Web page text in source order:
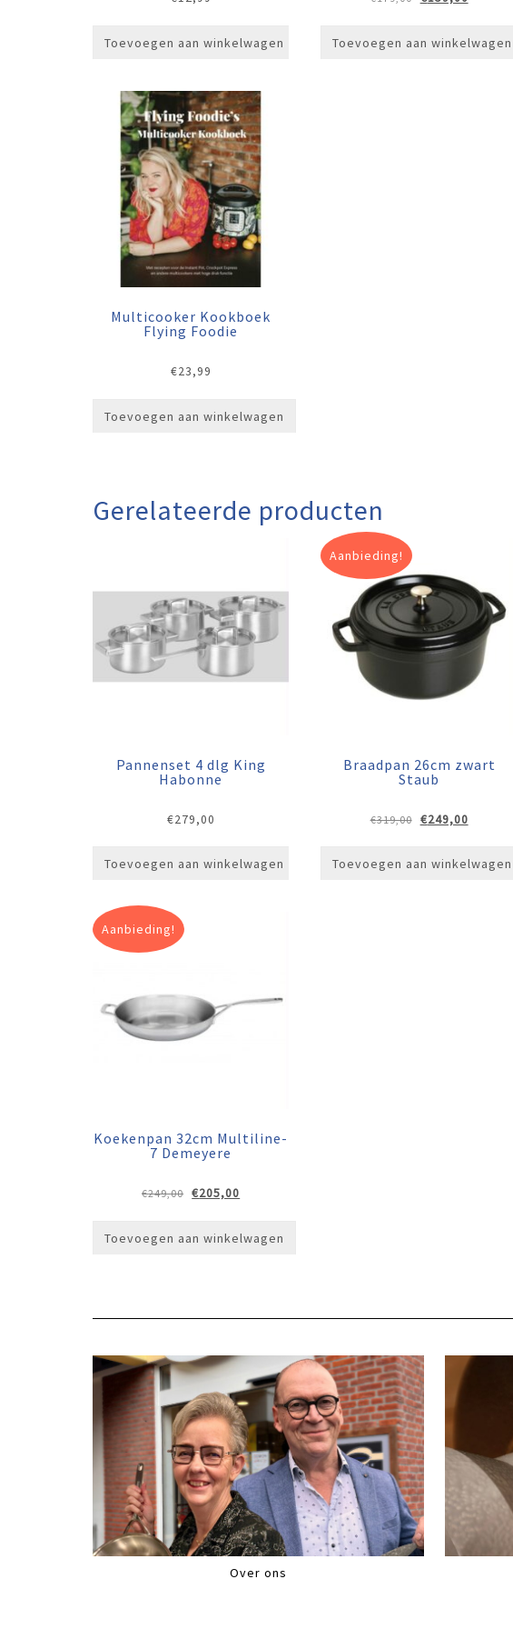
Toevoegen aan winkelwagen
€179,00.€159,00.
Toevoegen aan winkelwagen
Multicooker Kookboek
Flying Foodie
€23,99
Toevoegen aan winkelwagen
Gerelateerde producten
Pannenset 4 dlg King
Habonne
€279,00
Toevoegen aan winkelwagen
Aanbieding!
Braadpan 26cm zwart
Staub
€319,00
Oorspronkelijke
€319,00.
€249,00Huidige
€249,00.
Toevoegen aan winkelwagen
Aanbieding!
Koekenpan 32cm Multiline-
7 Demeyere
€249,00 Oorspronkelijke
€249,00.
€205,00
€205,00.
Toevoegen aan winkelwagen
Over ons